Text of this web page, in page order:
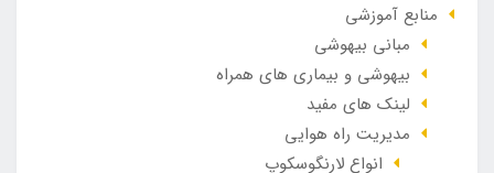
منابع آموزشی
مبانی بیهوشی
بیهوشی و بیماری های همراه
لینک های مفید
مدیریت راه هوایی
انواع لارنگوسکوپ